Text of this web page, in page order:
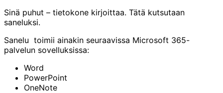
Sinä puhut – tietokone kirjoittaa. Tätä kutsutaan
saneluksi.
Sanelu toimii ainakin seuraavissa Microsoft 365-
palvelun sovelluksissa:
Word
PowerPoint
OneNote